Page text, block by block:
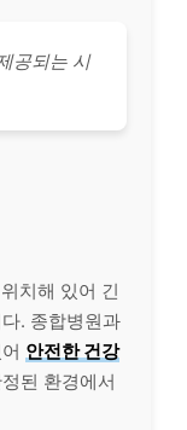
공되는 시
치해 있어 긴
. 종합병원과
안전한 건강
된 환경에서